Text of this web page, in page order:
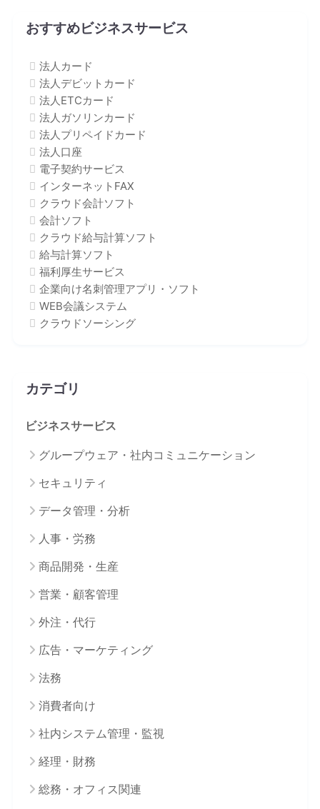
おすすめビジネスサービス
法人カード
法人デビットカード
法人ETCカード
法人ガソリンカード
法人プリペイドカード
法人口座
電子契約サービス
インターネットFAX
クラウド会計ソフト
会計ソフト
クラウド給与計算ソフト
給与計算ソフト
福利厚生サービス
企業向け名刺管理アプリ・ソフト
WEB会議システム
クラウドソーシング
カテゴリ
ビジネスサービス
グループウェア・社内コミュニケーション
セキュリティ
データ管理・分析
人事・労務
商品開発・生産
営業・顧客管理
外注・代行
広告・マーケティング
法務
消費者向け
社内システム管理・監視
経理・財務
総務・オフィス関連